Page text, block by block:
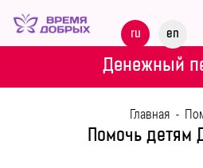
ru en
Меню
Денежный
Главная -
Помочь детям